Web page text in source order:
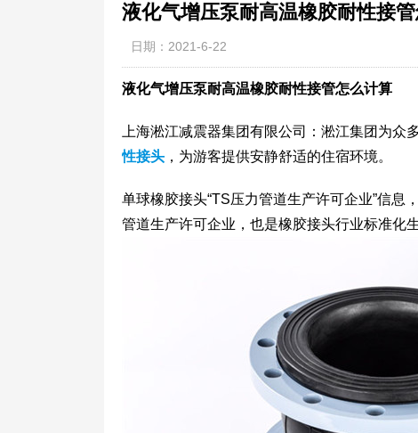
液化气增压泵耐高温橡胶耐性接
日期：2021-6-22
液化气增压泵耐高温橡胶耐性接管怎么计算
上海淞江减震器集团有限公司：淞江集团为
性接头 ，为游客提供安静舒适的住宿环境。
单球橡胶接头“TS压力管道生产许可企业”信
管道生产许可企业，也是橡胶接头行业标准化